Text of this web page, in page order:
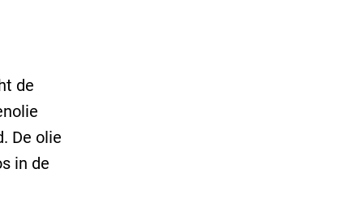
de
De olie
in de